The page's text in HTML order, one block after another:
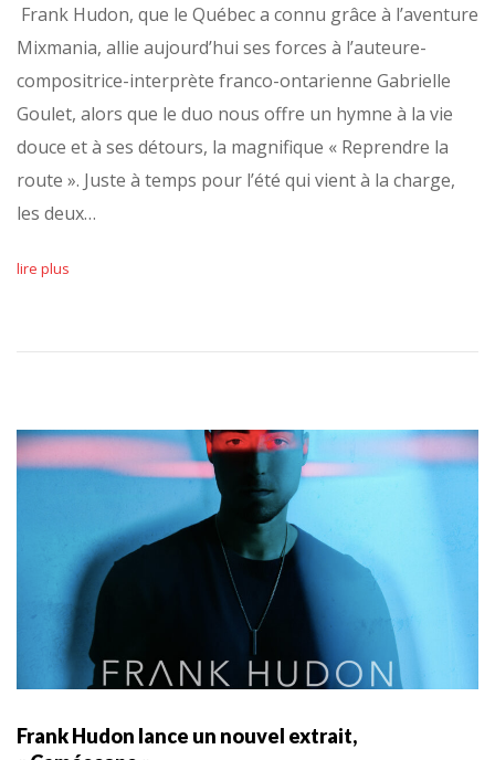
Frank Hudon, que le Québec a connu grâce à l’aventure
Mixmania, allie aujourd’hui ses forces à l’auteure-
compositrice-interprète franco-ontarienne Gabrielle
Goulet, alors que le duo nous offre un hymne à la vie
douce et à ses détours, la magnifique « Reprendre la
route ». Juste à temps pour l’été qui vient à la charge,
les deux…
lire plus
Frank Hudon lance un nouvel extrait,